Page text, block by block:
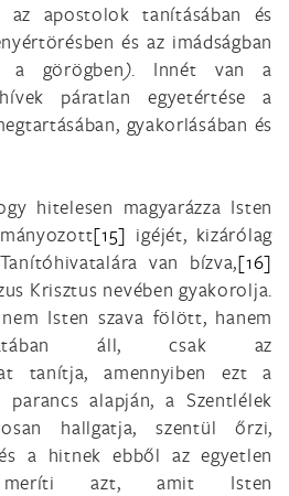
apostolok tanításában és
és az imádságban
a görögben). Innét van a
páratlan egyetértése a
gyakorlásában és
hitelesen magyarázza Isten
[15] igéjét, kizárólag
van bízva,[16]
Krisztus nevében gyakorolja.
Isten szava fölött, hanem
áll, csak az
tanítja, amennyiben ezt a
alapján, a Szentlélek
hallgatja, szentül őrzi,
a hitnek ebből az egyetlen
meríti azt, amit Isten